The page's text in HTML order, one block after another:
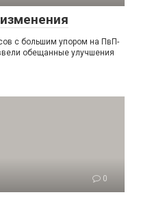
с большим упором на ПвП-
обещанные улучшения
0